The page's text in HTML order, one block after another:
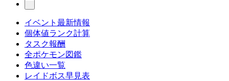
イベント最新情報
個体値ランク計算
タスク報酬
全ポケモン図鑑
色違い一覧
レイドボス早見表